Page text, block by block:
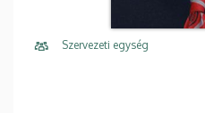
Szervezeti egység